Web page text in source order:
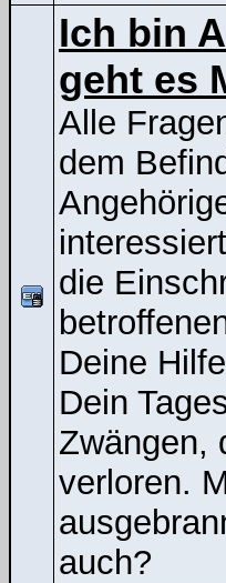
Ich bin
geht es
Alle
dem
die
Deine
Dein
Zwängen,
verloren.
auch?